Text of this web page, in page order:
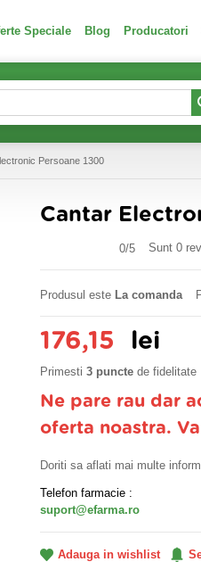
Speciale Blog Producatori
Persoane 1300
Cantar
0/5 Sunt 0
Produsul este La comanda
176,15 lei
Primesti 3 puncte de fidelitate
Ne pare rau dar
oferta noastra.
Doriti sa aflati mai multe
Telefon farmacie :
suport@efarma.ro
Adauga in wishlist